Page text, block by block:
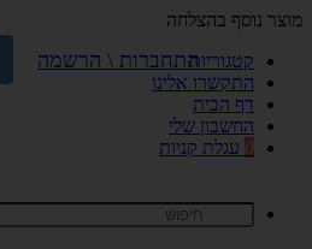
מוצר נוסף בהצלחה
קטגוריות
התקשרו אלינו
דף הבית
החשבון שלי
0 עגלת קניות
התחברות \ הרשמה